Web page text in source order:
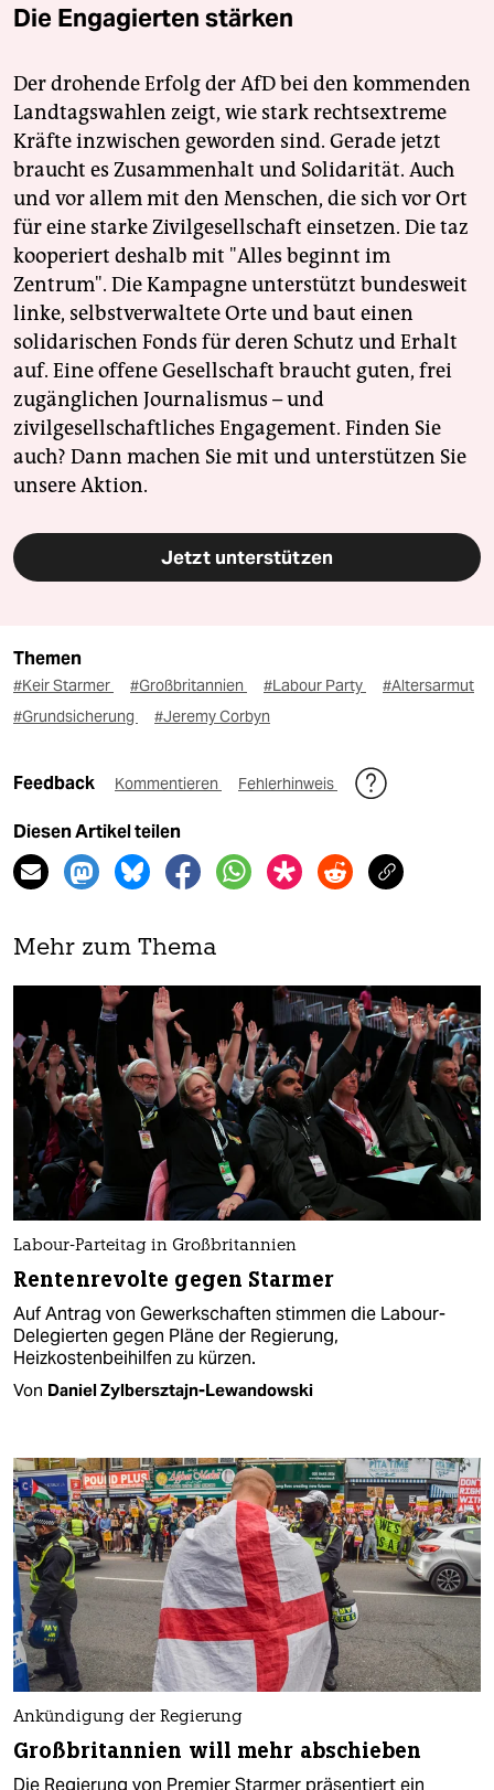
Die Engagierten stärken
Der drohende Erfolg der AfD bei den kommenden
Landtagswahlen zeigt, wie stark rechtsextreme
Kräfte inzwischen geworden sind. Gerade jetzt
braucht es Zusammenhalt und Solidarität. Auch
und vor allem mit den Menschen, die sich vor Ort
für eine starke Zivilgesellschaft einsetzen. Die taz
kooperiert deshalb mit "Alles beginnt im
Zentrum". Die Kampagne unterstützt bundesweit
linke, selbstverwaltete Orte und baut einen
solidarischen Fonds für deren Schutz und Erhalt
auf. Eine offene Gesellschaft braucht guten, frei
zugänglichen Journalismus – und
zivilgesellschaftliches Engagement. Finden Sie
auch? Dann machen Sie mit und unterstützen Sie
unsere Aktion.
Jetzt unterstützen
Themen
#Keir Starmer #Großbritannien #Labour Party
#Altersarmut
#Grundsicherung
#Jeremy Corbyn
Feedback Kommentieren Fehlerhinweis
Diesen Artikel teilen
Mehr zum Thema
Labour-Parteitag in Großbritannien
Rentenrevolte gegen Starmer
Auf Antrag von Gewerkschaften stimmen die Labour-
Delegierten gegen Pläne der Regierung,
Heizkostenbeihilfen zu kürzen.
Von Daniel Zylbersztajn-Lewandowski
Ankündigung der Regierung
Großbritannien will mehr abschieben
Die Regierung von Premier Starmer präsentiert ein